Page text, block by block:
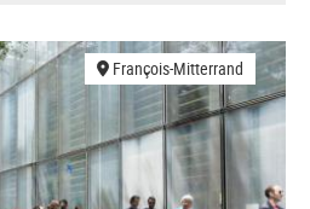
François-Mitterrand